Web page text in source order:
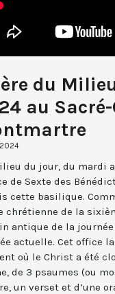
du
au
du jour, du mardi
de Sexte des
cette basilique.
chrétienne de la
antique de la
actuelle. Cet office
où le Christ a été
de 3 psaumes (ou
un verset et d’une